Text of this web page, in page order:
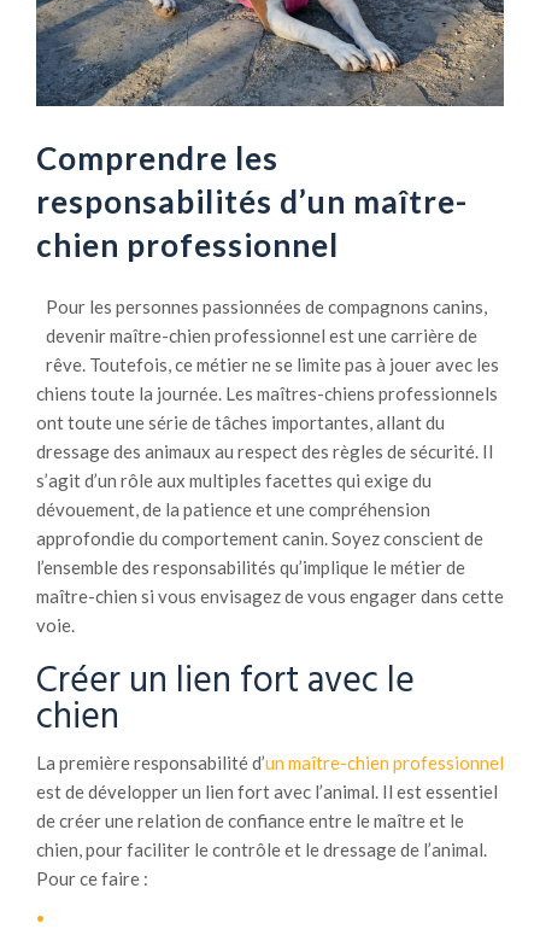
Comprendre les
responsabilités d’un maître-
chien professionnel
Pour les personnes passionnées de compagnons canins,
devenir maître-chien professionnel est une carrière de
rêve. Toutefois, ce métier ne se limite pas à jouer avec les
chiens toute la journée. Les maîtres-chiens professionnels
ont toute une série de tâches importantes, allant du
dressage des animaux au respect des règles de sécurité. Il
s’agit d’un rôle aux multiples facettes qui exige du
dévouement, de la patience et une compréhension
approfondie du comportement canin. Soyez conscient de
l’ensemble des responsabilités qu’implique le métier de
maître-chien si vous envisagez de vous engager dans cette
voie.
Créer un lien fort avec le
chien
La première responsabilité d’un maître-chien professionnel
est de développer un lien fort avec l’animal. Il est essentiel
de créer une relation de confiance entre le maître et le
chien, pour faciliter le contrôle et le dressage de l’animal.
Pour ce faire :